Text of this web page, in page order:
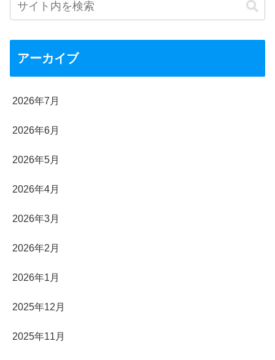
アーカイブ
2026年7月
2026年6月
2026年5月
2026年4月
2026年3月
2026年2月
2026年1月
2025年12月
2025年11月